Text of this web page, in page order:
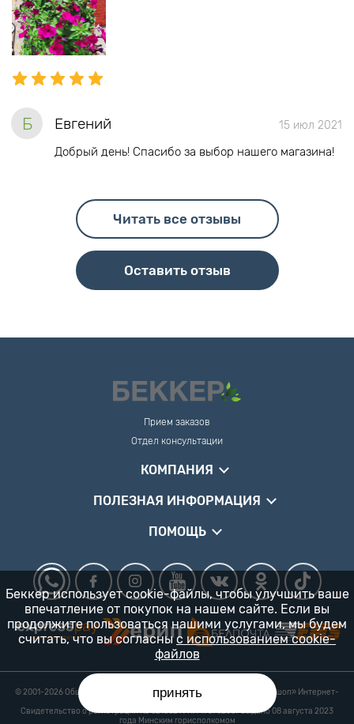
Б Евгений 15 июл 2021
Добрый день! Спасибо за выбор нашего магазина!
Читать все отзывы
Оставить отзыв
Прием заказов
Отдел консультации
КОМПАНИЯ
ПОЛЕЗНАЯ ИНФОРМАЦИЯ
ПОМОЩЬ
© 2001-2026 Общество с ограниченной ответственностью «Гарденшоп» Интернет-
магазин «БЕККЕР™» 24/7
Свидетельство о регистрации № 0218821 УНП 193702687 выдано 08 августа 2023
года Минским горисполкомом
Беккер использует cookie-файлы, чтобы улучшить ваше
впечатление от покупок на нашем сайте. Если вы
продолжите пользоваться нашими услугами, мы будем
считать, что вы согласны с использованием cookie-
файлов
принять